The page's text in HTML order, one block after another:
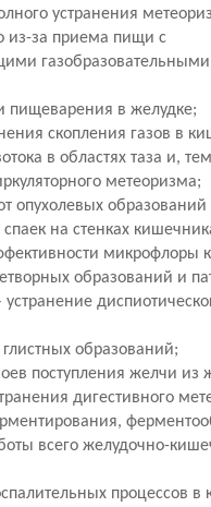
устранения
из-за приема пищи с
газобразовательными
пищеварения в желудке;
скопления газов в
в областях таза и,
метеоризма;
опухолевых образований
на стенках
микрофлоры
образований и
образований;
поступления желчи из
дигестивного
всего желудочно-
процессов в